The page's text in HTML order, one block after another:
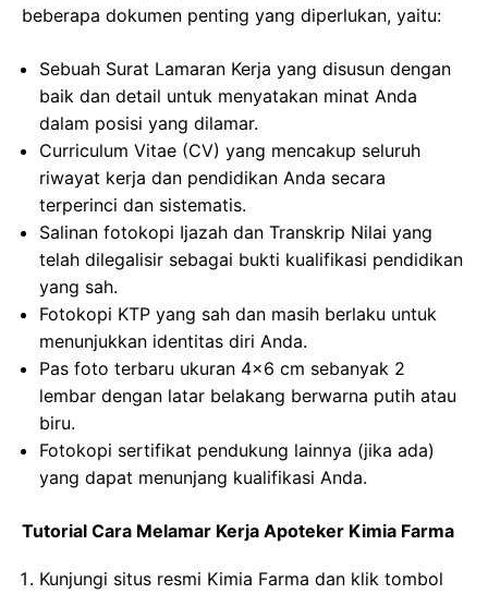
beberapa dokumen penting yang diperlukan, yaitu:
Sebuah Surat Lamaran Kerja yang disusun dengan
baik dan detail untuk menyatakan minat Anda
dalam posisi yang dilamar.
Curriculum Vitae (CV) yang mencakup seluruh
riwayat kerja dan pendidikan Anda secara
terperinci dan sistematis.
Salinan fotokopi Ijazah dan Transkrip Nilai yang
telah dilegalisir sebagai bukti kualifikasi pendidikan
yang sah.
Fotokopi KTP yang sah dan masih berlaku untuk
menunjukkan identitas diri Anda.
Pas foto terbaru ukuran 4×6 cm sebanyak 2
lembar dengan latar belakang berwarna putih atau
biru.
Fotokopi sertifikat pendukung lainnya (jika ada)
yang dapat menunjang kualifikasi Anda.
Tutorial Cara Melamar Kerja Apoteker Kimia Farma
Kunjungi situs resmi Kimia Farma dan klik tombol